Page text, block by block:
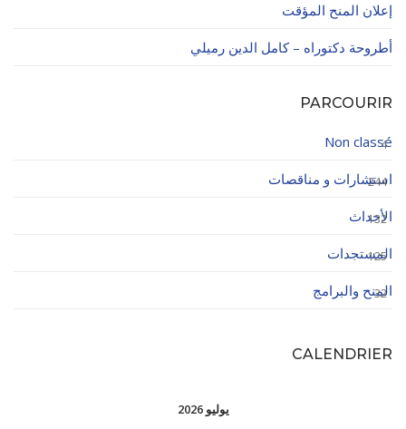
إعلان المنح المؤقت
أطروحة دكتوراه – كامل الدين رميلي
PARCOURIR
Non classé
4
استشارات و مناقصات
244
الأحداث
132
المستجدات
125
المنح والبرامج
32
CALENDRIER
يوليو 2026